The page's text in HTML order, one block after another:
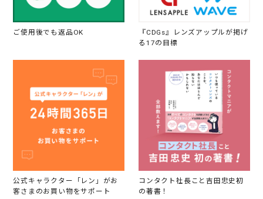
ご使用後でも返品OK
『CDGs』レンズアップルが掲げ
る17の目標
公式キャラクター「レン」がお
客さまのお買い物をサポート
コンタクト社長こと吉田忠史初
の著書！